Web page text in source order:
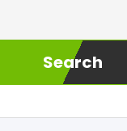
Search